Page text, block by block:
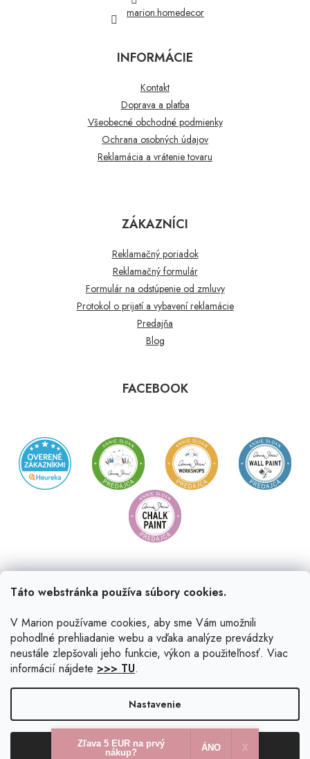
Táto webstránka používa súbory cookies.
V Marion používame cookies, aby sme Vám umožnili
pohodlné prehliadanie webu a vďaka analýze prevádzky
neustále zlepšovali jeho funkcie, výkon a použiteľnosť. Viac
informácií nájdete >>> TU.
Nastavenie
Odmietnuť Súhlasím
marion.homedecor
INFORMÁCIE
Kontakt
Doprava a platba
Všeobecné obchodné podmienky
Ochrana osobných údajov
Reklamácia a vrátenie tovaru
ZÁKAZNÍCI
Reklamačný poriadok
Reklamačný formulár
Formulár na odstúpenie od zmluvy
Protokol o prijatí a vybavení reklamácie
Predajňa
Blog
FACEBOOK
Vytvoril Shoptet|Upravil Balkys
Copyright 2026 . Všetky práva vyhradené.
Upraviť
nastavenie cookies
Zľava 5 EUR na prvý
nákup?
ÁNO X​